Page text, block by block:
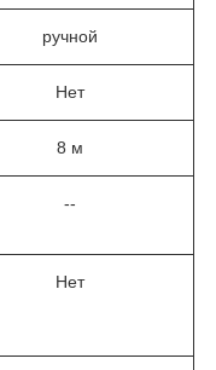
ручной
Нет
8 м
--
Нет